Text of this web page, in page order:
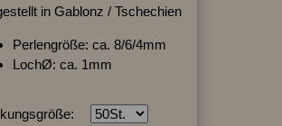
in Gablonz / Tschechien
Perlengröße: ca. 8/6/4mm
LochØ: ca. 1mm